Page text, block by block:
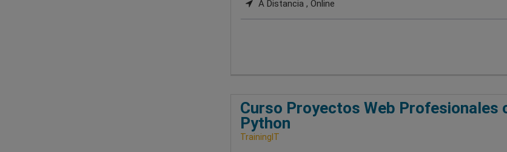
A Distancia , Online
Curso Proyectos Web Profesionales
Python
TrainingIT